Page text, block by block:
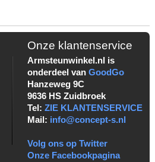
Onze klantenservice
Armsteunwinkel.nl is
onderdeel van GoodGo
Hanzeweg 9C
9636 HS Zuidbroek
Tel: ZIE KLANTENSERVICE
Mail: info@concept-s.nl
Volg ons op Twitter
Onze Facebookpagina